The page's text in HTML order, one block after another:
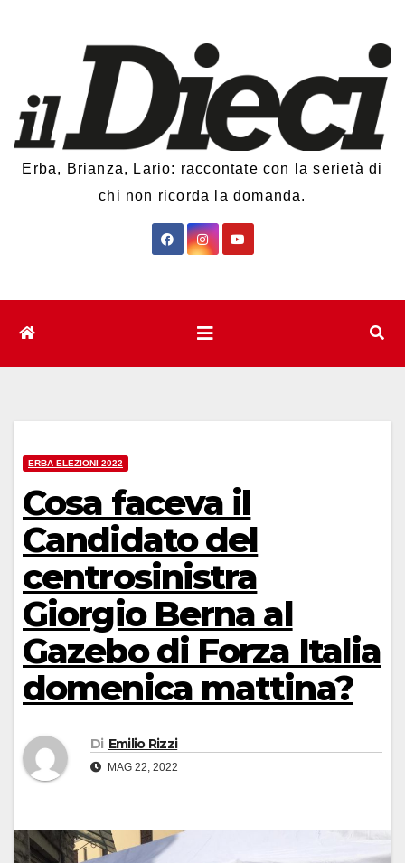
Erba, Brianza, Lario: raccontate con la serietà di
chi non ricorda la domanda.
ERBA ELEZIONI 2022
Cosa faceva il
Candidato del
centrosinistra
Giorgio Berna al
Gazebo di Forza Italia
domenica mattina?
Di Emilio Rizzi
MAG 22, 2022